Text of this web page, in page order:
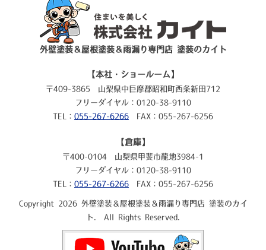
外壁塗装＆屋根塗装＆雨漏り専門店 塗装のカイト
【本社・ショールーム】
〒409-3865 山梨県中巨摩郡昭和町西条新田712
フリーダイヤル：0120-38-9110
TEL： 055-267-6266 FAX：055-267-6256
【倉庫】
〒400-0104 山梨県甲斐市龍地3984-1
フリーダイヤル：0120-38-9110
TEL： 055-267-6266 FAX：055-267-6256
Copyright 2026 外壁塗装＆屋根塗装＆雨漏り専門店 塗装のカイ
ト. All Rights Reserved.